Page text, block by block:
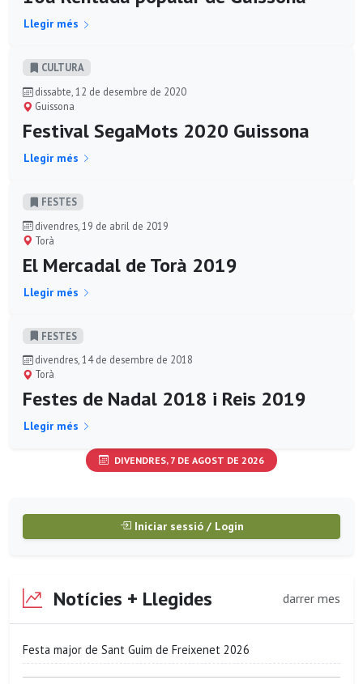
Llegir més
CULTURA
dissabte, 12 de desembre de 2020
Guissona
Festival SegaMots 2020 Guissona
Llegir més
FESTES
divendres, 19 de abril de 2019
Torà
El Mercadal de Torà 2019
Llegir més
FESTES
divendres, 14 de desembre de 2018
Torà
Festes de Nadal 2018 i Reis 2019
Llegir més
DIVENDRES, 7 DE AGOST DE 2026
Iniciar sessió / Login
Notícies + Llegides darrer mes
Festa major de Sant Guim de Freixenet 2026